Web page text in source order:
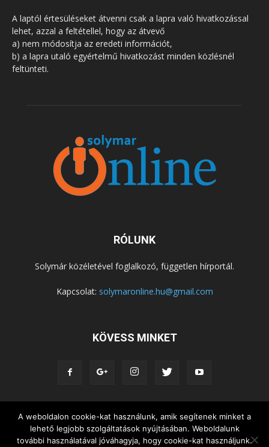
A laptól értesüléseket átvenni csak a lapra való hivatkozással
lehet, azzal a feltétellel, hogy az átvevő
a) nem módosítja az eredeti információt,
b) a lapra utaló egyértelmű hivatkozást minden közlésnél
feltünteti.
RÓLUNK
Solymár közéletével foglalkozó, független hírportál.
Kapcsolat: solymaronline.hu@gmail.com
KÖVESS MINKET
KÖZÉLET KÖZÖSSÉGEK
SZABADIDŐ
NEMZETISÉG, HELYTÖRTÉNET
RIPORTOK
KÖZÉRDEKŰ INFORMÁCIÓK
A weboldalon cookie-kat használunk, amik segítenek minket a
lehető legjobb szolgáltatások nyújtásában. Weboldalunk
további használatával jóváhagyja, hogy cookie-kat használjunk.